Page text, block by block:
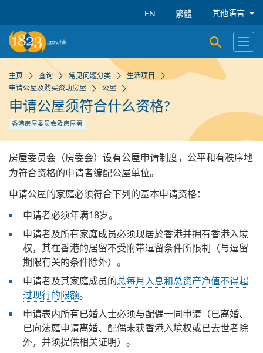
EN 繁體 其他语言
开启搜寻
开启
主页 查询 常见问题分类
生活项目
申请公屋及购买资助房屋
公屋
申请公屋须符合什么资格?
香港房屋委员会及房屋署
房屋委员会（房委会）设有公屋申请制度，公平和有秩序地
为符合资格的申请者编配公屋单位。
申请公屋的家庭必须符合下列的基本申请资格：
申请者必须年满18岁。
申请者及所有家庭成员必须现居於香港并拥有香港入境
权，其在香港的居留不受附带逗留条件所限制（与逗留
期限有关的条件除外）。
申请者及其家庭成员的总每月入息和总资产净值不得超
过现行的限额。
申请表内所有已婚人士必须与配偶一同申请（已离婚、
已向法庭申请离婚、配偶未获香港入境权或已去世者除
外，并须提供相关证明）。